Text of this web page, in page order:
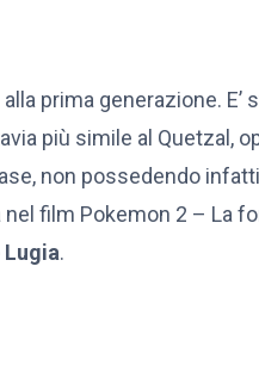
prima generazione. E’
più simile al Quetzal,
non possedendo
film Pokemon 2 – La
Lugia.